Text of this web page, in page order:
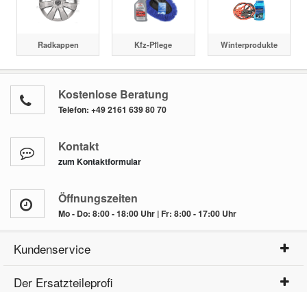
Radkappen Kfz-Pflege Winterprodukte
Kostenlose Beratung
Telefon: +49 2161 639 80 70
Kontakt
zum Kontaktformular
Öffnungszeiten
Mo - Do: 8:00 - 18:00 Uhr | Fr: 8:00 - 17:00 Uhr
Kundenservice
Der Ersatzteileprofi